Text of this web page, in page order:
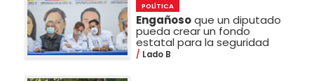
POLÍTICA
Engañosoque un diputado
pueda crear un fondo
estatal para la seguridad
Lado B